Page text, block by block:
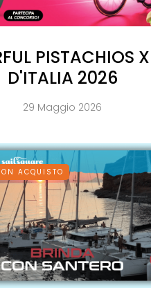
PISTACHIOS
D'ITALIA 2026
29 Maggio 2026
ACQUISTO